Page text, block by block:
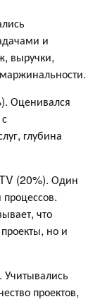
и
выручки,
Оценивался
глубина
(20%). Один
что
проекты, но и
Учитывались
проектов,